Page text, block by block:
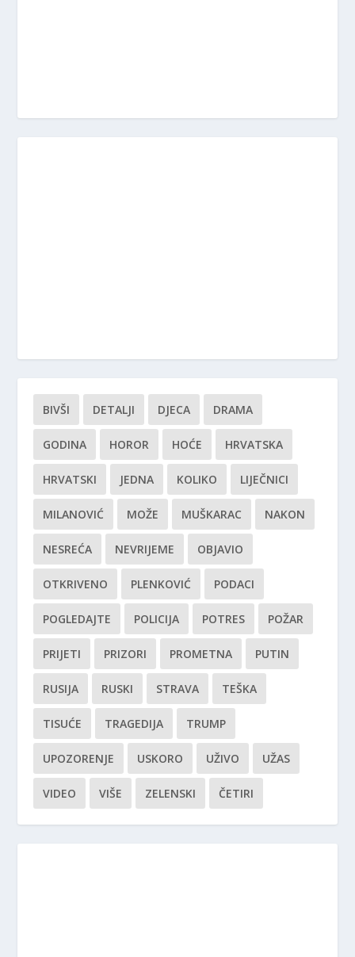
BIVŠI DETALJI DJECA DRAMA
GODINA HOROR HOĆE HRVATSKA
HRVATSKI JEDNA KOLIKO LIJEČNICI
MILANOVIĆ MOŽE MUŠKARAC NAKON
NESREĆA NEVRIJEME OBJAVIO
OTKRIVENO PLENKOVIĆ PODACI
POGLEDAJTE POLICIJA POTRES POŽAR
PRIJETI PRIZORI PROMETNA PUTIN
RUSIJA RUSKI STRAVA TEŠKA
TISUĆE TRAGEDIJA TRUMP
UPOZORENJE USKORO UŽIVO UŽAS
VIDEO VIŠE ZELENSKI ČETIRI